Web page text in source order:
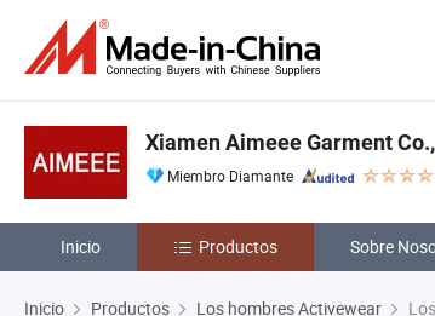
Xiamen Aimeee Garment
Miembro Diamante
Inicio Productos Sobre
Inicio Productos Los hombres Activewear